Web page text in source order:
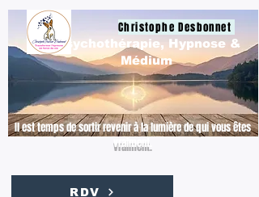
Christophe Desbonnet
Il est temps de sortir revenir à la lumière de qui vous êtes
vraiment.
Psychothérapie, Hypnose &
Médium
RDV